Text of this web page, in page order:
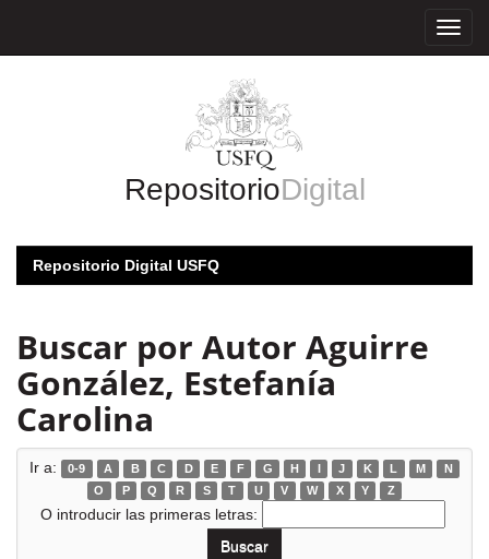
RepositorioDigital
Repositorio Digital USFQ
Buscar por Autor Aguirre
González, Estefanía
Carolina
Ir a: 0-9 A B C D E F G H I J K L M
N
O
P Q R S T U V W X Y Z
O introducir las primeras letras: